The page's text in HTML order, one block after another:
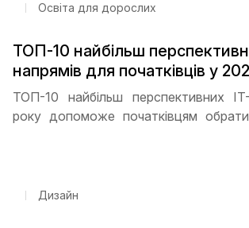
Освіта для дорослих
ТОП-10 найбільш
напрямів для початківців у
ТОП-10 найбільш перспективних
року допоможе початківцям
кар’єру з нуля
Дизайн